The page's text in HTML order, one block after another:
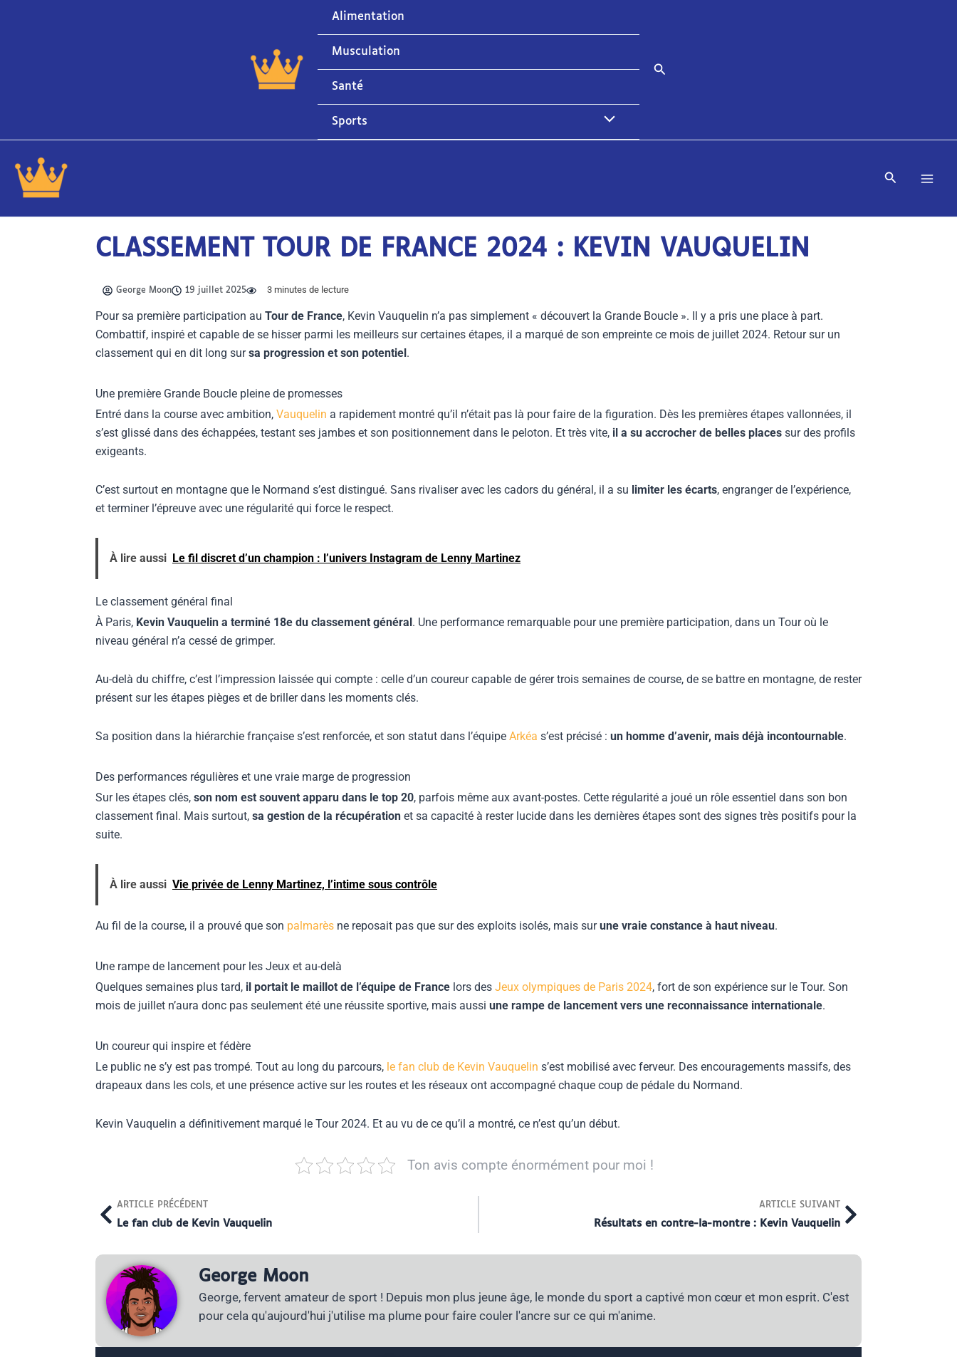
Alimentation
Musculation
Santé
Sports
Rechercher
Rechercher
CLASSEMENT TOUR DE FRANCE 2024 : KEVIN VAUQUELIN
George Moon 19 juillet 2025 3 minutes de lecture
Pour sa première participation au Tour de France, Kevin Vauquelin n’a pas simplement « découvert la Grande Boucle ». Il y a pris une place à part.
Combattif, inspiré et capable de se hisser parmi les meilleurs sur certaines étapes, il a marqué de son empreinte ce mois de juillet 2024. Retour sur un
classement qui en dit long sursa progression et son potentiel.
Une première Grande Boucle pleine de promesses
Entré dans la course avec ambition, Vauquelin a rapidement montré qu’il n’était pas là pour faire de la figuration. Dès les premières étapes vallonnées, il
s’est glissé dans des échappées, testant ses jambes et son positionnement dans le peloton. Et très vite, il a su accrocher de belles places sur des profils
exigeants.
C’est surtout en montagne que le Normand s’est distingué. Sans rivaliser avec les cadors du général, il a su limiter les écarts, engranger de l’expérience,
et terminer l’épreuve avec une régularité qui force le respect.
À lire aussi Le fil discret d’un champion : l’univers Instagram de Lenny Martinez
Le classement général final
À Paris, Kevin Vauquelin a terminé 18e du classement général. Une performance remarquable pour une première participation, dans un Tour où le
niveau général n’a cessé de grimper.
Au-delà du chiffre, c’est l’impression laissée qui compte : celle d’un coureur capable de gérer trois semaines de course, de se battre en montagne, de rester
présent sur les étapes pièges et de briller dans les moments clés.
Sa position dans la hiérarchie française s’est renforcée, et son statut dans l’équipe Arkéa s’est précisé : un homme d’avenir, mais déjà incontournable.
Des performances régulières et une vraie marge de progression
Sur les étapes clés, son nom est souvent apparu dans le top 20, parfois même aux avant-postes. Cette régularité a joué un rôle essentiel dans son bon
classement final. Mais surtout, sa gestion de la récupération et sa capacité à rester lucide dans les dernières étapes sont des signes très positifs pour la
suite.
À lire aussi Vie privée de Lenny Martinez, l’intime sous contrôle
Au fil de la course, il a prouvé que son palmarès ne reposait pas que sur des exploits isolés, mais surune vraie constance à haut niveau.
Une rampe de lancement pour les Jeux et au-delà
Quelques semaines plus tard, il portait le maillot de l’équipe de France lors des Jeux olympiques de Paris 2024, fort de son expérience sur le Tour. Son
mois de juillet n’aura donc pas seulement été une réussite sportive, mais aussi une rampe de lancement vers une reconnaissance internationale.
Un coureur qui inspire et fédère
Le public ne s’y est pas trompé. Tout au long du parcours, le fan club de Kevin Vauquelin s’est mobilisé avec ferveur. Des encouragements massifs, des
drapeaux dans les cols, et une présence active sur les routes et les réseaux ont accompagné chaque coup de pédale du Normand.
Kevin Vauquelin a définitivement marqué le Tour 2024. Et au vu de ce qu’il a montré, ce n’est qu’un début.
Ton avis compte énormément pour moi !
ARTICLE PRÉCÉDENT
Le fan club de Kevin Vauquelin
ARTICLE SUIVANT
Résultats en contre-la-montre : Kevin Vauquelin
George Moon
George, fervent amateur de sport ! Depuis mon plus jeune âge, le monde du sport a captivé mon cœur et mon esprit. C'est
pour cela qu'aujourd'hui j'utilise ma plume pour faire couler l'ancre sur ce qui m'anime.